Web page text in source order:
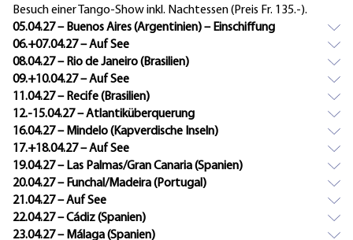
Besuch einer Tango-Show inkl. Nachtessen (Preis Fr. 135.-).
05.04.27 – Buenos Aires (Argentinien) – Einschiffung
06.+07.04.27 – Auf See
08.04.27 – Rio de Janeiro (Brasilien)
09.+10.04.27 – Auf See
11.04.27 – Recife (Brasilien)
12.-15.04.27 – Atlantiküberquerung
16.04.27 – Mindelo (Kapverdische Inseln)
17.+18.04.27 – Auf See
19.04.27 – Las Palmas/Gran Canaria (Spanien)
20.04.27 – Funchal/Madeira (Portugal)
21.04.27 – Auf See
22.04.27 – Cádiz (Spanien)
23.04.27 – Málaga (Spanien)